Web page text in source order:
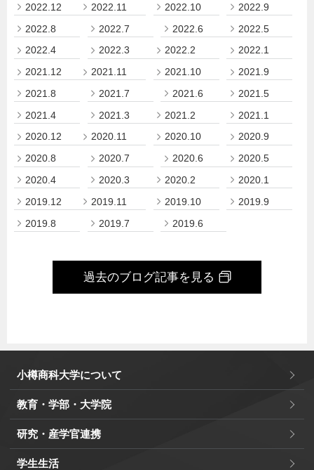
2022.12
2022.11 2022.10
2022.9
2022.8
2022.7 2022.6
2022.5
2022.4
2022.3 2022.2
2022.1
2021.12
2021.11 2021.10
2021.9
2021.8
2021.7 2021.6
2021.5
2021.4
2021.3 2021.2
2021.1
2020.12
2020.11 2020.10
2020.9
2020.8
2020.7 2020.6
2020.5
2020.4
2020.3 2020.2
2020.1
2019.12
2019.11 2019.10
2019.9
2019.8
2019.7 2019.6
過去のブログ記事を見る
小樽商科大学について
教育・学部・大学院
研究・産学官連携
学生生活